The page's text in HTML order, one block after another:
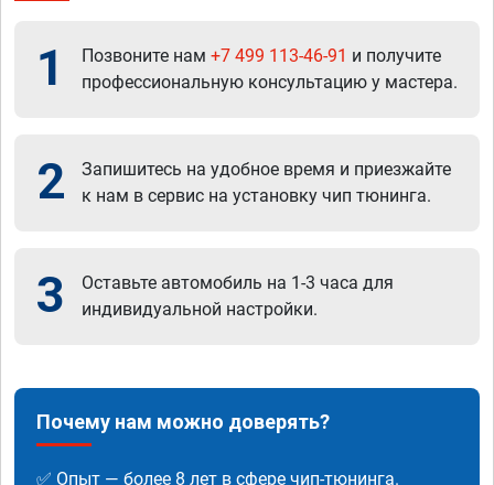
1 Позвоните нам +7 499 113-46-91 и получите
профессиональную консультацию у мастера.
2
Запишитесь на удобное время и приезжайте
к нам в сервис на установку чип тюнинга.
3
Оставьте автомобиль на 1-3 часа для
индивидуальной настройки.
Почему нам можно доверять?
✅ Опыт — более 8 лет в сфере чип-тюнинга.